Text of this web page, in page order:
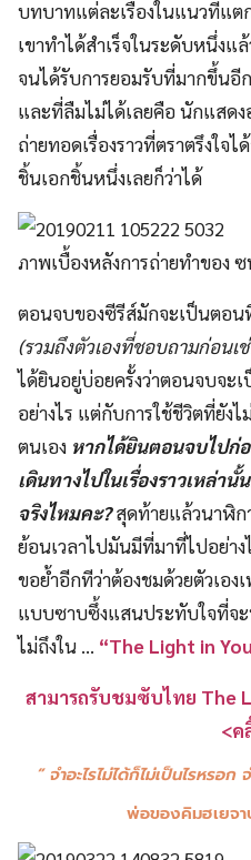
บทบาทแต่ละเรื่องในแนวที่แต
เขาทำได้สำเร็จในระดับหนึ่งแ
จนได้รับการยอมรับที่มากขึ้นอี
และที่ลืมไม่ได้เลยคือ นักแสด
ถ่ายทอดเรื่องราวที่ตราตรึงใจ
ชิ้นเอกชิ้นหนึ่งเลยก็ว่าได้
ภาพเบื้องหลังการถ่ายทำของ
ตอนจบของซีรีส์มักจะเป็นตอน
(รวมถึงตัวเองที่ชอบถามก่อนเ
ได้ยินอยู่บ่อยครั้งว่าตอนจบจะ
อย่างไร แต่กับการใช้ชีวิตที่ยัง
ตนเอง หากได้ยินตอนจบไปก่
เดินทางไปในเรื่องราวเหล่า
จริงไหมคะ?สุดท้ายแล้วนาฬิก
ย้อนเวลาไปมันมีที่มาที่ไปอย่า
ขอย้ำอีกทีว่าต้องชมด้วยตัวเอง
แบบซาบซึ้งแสนประทับใจที่จ
ไม่ถึงใน … “The Light in
สามารถรับชมซับไทย The
<ค
” จำอะไรไม่ได้ก็ไม่เป็นไรหร
พ่อของคิมฮเยจา